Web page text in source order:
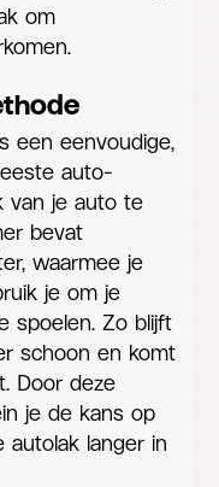
om
een eenvoudige,
auto-
van je auto te
bevat
waarmee je
je om je
spoelen. Zo blijft
schoon en komt
Door deze
je de kans op
autolak langer in